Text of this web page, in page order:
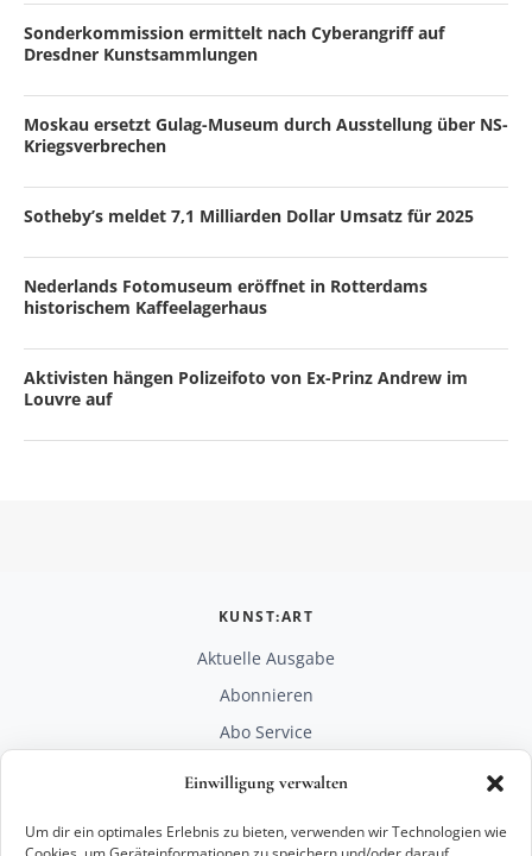
Einwilligung verwalten
Um dir ein optimales Erlebnis zu bieten, verwenden wir Technologien wie
Sonderkommission ermittelt nach Cyberangriff auf
Dresdner Kunstsammlungen
Moskau ersetzt Gulag-Museum durch Ausstellung über NS-
Kriegsverbrechen
Sotheby’s meldet 7,1 Milliarden Dollar Umsatz für 2025
Nederlands Fotomuseum eröffnet in Rotterdams
historischem Kaffeelagerhaus
Aktivisten hängen Polizeifoto von Ex-Prinz Andrew im
Louvre auf
KUNST:ART
Aktuelle Ausgabe
Abonnieren
Abo Service
RECHTLICHES